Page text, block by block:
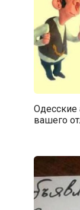
Одесские
вашего